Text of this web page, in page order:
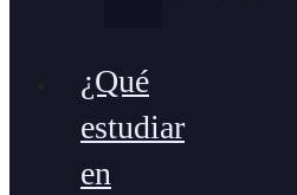
¿Qué
estudiar
en